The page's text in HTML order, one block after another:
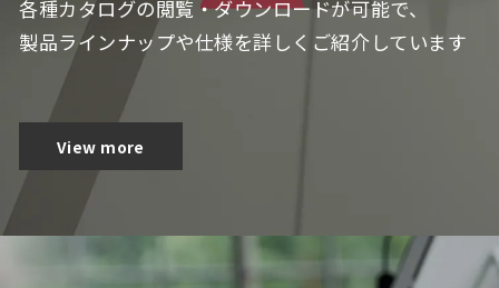
各種カタログの閲覧・ダウンロードが可能で、
製品ラインナップや仕様を詳しくご紹介しています
View more